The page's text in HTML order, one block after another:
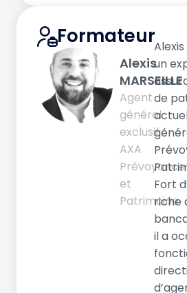
Formateur
Alexis
MARSEILLE
Agent
général
exclusif
AXA
Prévoyance
et
Patrimoine
Alexis
un
de
Fort
riche
il a